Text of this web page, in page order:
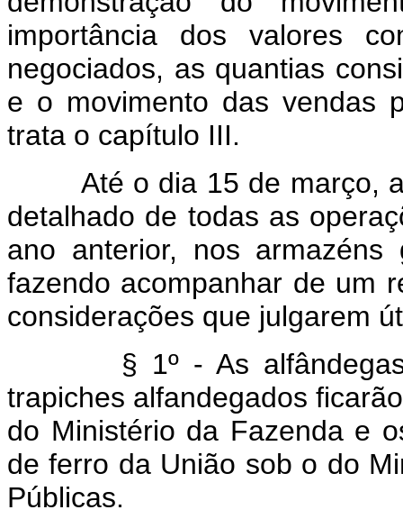
importância dos valores
negociados, as quantias
e o movimento das vendas
trata o capítulo III.
Até o dia 15 de março, as
detalhado de todas as
ano anterior, nos
fazendo acompanhar de um
considerações que julgarem
§ 1º - As alfândegas,
trapiches alfandegados
do Ministério da Fazenda e
de ferro da União sob o do
Públicas.